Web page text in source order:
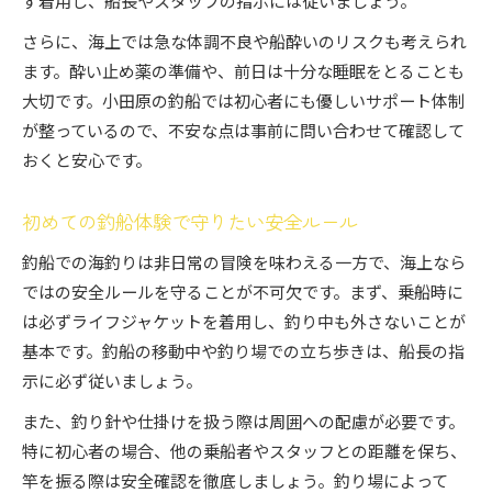
さらに、海上では急な体調不良や船酔いのリスクも考えられ
ます。酔い止め薬の準備や、前日は十分な睡眠をとることも
大切です。小田原の釣船では初心者にも優しいサポート体制
が整っているので、不安な点は事前に問い合わせて確認して
おくと安心です。
初めての釣船体験で守りたい安全ルール
釣船での海釣りは非日常の冒険を味わえる一方で、海上なら
ではの安全ルールを守ることが不可欠です。まず、乗船時に
は必ずライフジャケットを着用し、釣り中も外さないことが
基本です。釣船の移動中や釣り場での立ち歩きは、船長の指
示に必ず従いましょう。
また、釣り針や仕掛けを扱う際は周囲への配慮が必要です。
特に初心者の場合、他の乗船者やスタッフとの距離を保ち、
竿を振る際は安全確認を徹底しましょう。釣り場によって